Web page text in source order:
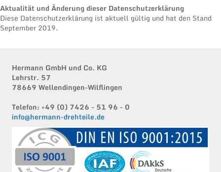
Aktualität und Änderung dieser Datenschutzerklärung
Diese Datenschutzerklärung ist aktuell gültig und hat den Stand
September 2019.
Hermann GmbH und Co. KG
Lehrstr. 57
78669 Wellendingen-Wilflingen
Telefon: +49 (0) 7426 - 51 96 - 0
info@hermann-drehteile.de